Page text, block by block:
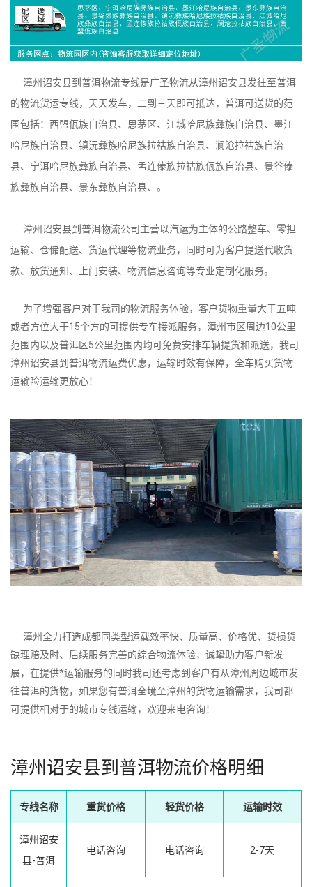
漳州诏安县到普洱物流专线是广圣物流从漳州诏安县发往至普洱
的物流货运专线，天天发车，二到三天即可抵达，普洱可送货的范
围包括：西盟佤族自治县、思茅区、江城哈尼族彝族自治县、墨江
哈尼族自治县、镇沅彝族哈尼族拉祜族自治县、澜沧拉祜族自治
县、宁洱哈尼族彝族自治县、孟连傣族拉祜族佤族自治县、景谷傣
族彝族自治县、景东彝族自治县、。
漳州诏安县到普洱物流公司主营以汽运为主体的公路整车、零担
运输、仓储配送、货运代理等物流业务，同时可为客户提送代收货
款、放货通知、上门安装、物流信息咨询等专业定制化服务。
为了增强客户对于我司的物流服务体验，客户货物重量大于五吨
或者方位大于15个方的可提供专车接派服务，漳州市区周边10公里
范围内以及普洱区5公里范围内均可免费安排车辆提货和派送，我司
漳州诏安县到普洱物流运费优惠，运输时效有保障，全车购买货物
运输险运输更放心！
漳州全力打造成都同类型运载效率快、质量高、价格优、货损货
缺理赔及时、后续服务完善的综合物流体验，诚挚助力客户新发
展，在提供*运输服务的同时我司还考虑到客户有从漳州周边城市发
往普洱的货物，如果您有普洱全境至漳州的货物运输需求，我司都
可提供相对于的城市专线运输，欢迎来电咨询！
漳州诏安县到普洱物流价格明细
专线名称 重货价格 轻货价格 运输时效
漳州诏安
县-普洱
电话咨询 电话咨询 2-7天